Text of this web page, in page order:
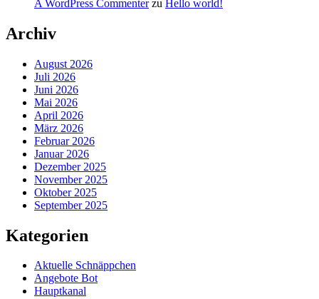
A WordPress Commenterzu Hello world!
Archiv
August 2026
Juli 2026
Juni 2026
Mai 2026
April 2026
März 2026
Februar 2026
Januar 2026
Dezember 2025
November 2025
Oktober 2025
September 2025
Kategorien
Aktuelle Schnäppchen
Angebote Bot
Hauptkanal